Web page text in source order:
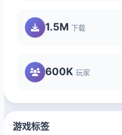
1.5M 下载
600K 玩家
游戏标签